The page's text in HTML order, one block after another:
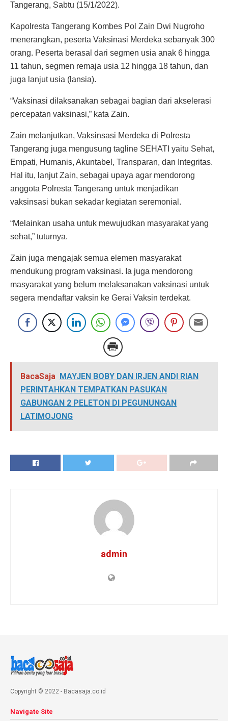
Tangerang, Sabtu (15/1/2022).
Kapolresta Tangerang Kombes Pol Zain Dwi Nugroho
menerangkan, peserta Vaksinasi Merdeka sebanyak 300
orang. Peserta berasal dari segmen usia anak 6 hingga
11 tahun, segmen remaja usia 12 hingga 18 tahun, dan
juga lanjut usia (lansia).
“Vaksinasi dilaksanakan sebagai bagian dari akselerasi
percepatan vaksinasi,” kata Zain.
Zain melanjutkan, Vaksinsasi Merdeka di Polresta
Tangerang juga mengusung tagline SEHATI yaitu Sehat,
Empati, Humanis, Akuntabel, Transparan, dan Integritas.
Hal itu, lanjut Zain, sebagai upaya agar mendorong
anggota Polresta Tangerang untuk menjadikan
vaksinsasi bukan sekadar kegiatan seremonial.
“Melainkan usaha untuk mewujudkan masyarakat yang
sehat,” tuturnya.
Zain juga mengajak semua elemen masyarakat
mendukung program vaksinasi. Ia juga mendorong
masyarakat yang belum melaksanakan vaksinasi untuk
segera mendaftar vaksin ke Gerai Vaksin terdekat.
BacaSaja MAYJEN BOBY DAN IRJEN ANDI RIAN
PERINTAHKAN TEMPATKAN PASUKAN
GABUNGAN 2 PELETON DI PEGUNUNGAN
LATIMOJONG
admin
Copyright © 2022 - Bacasaja.co.id
Navigate Site